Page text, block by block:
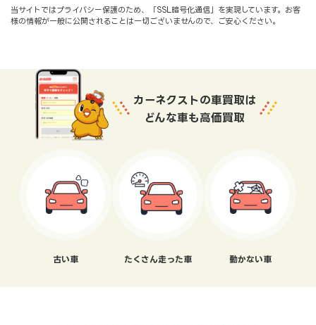
当サイトではプライバシー保護のため、「SSL暗号化通信」を実現しています。お客
様の情報が一般に公開されることは一切ございませんので、ご安心ください。
カーネクストの車買取は
どんな車も高価買取
古い車 たくさん走った車 動かない車